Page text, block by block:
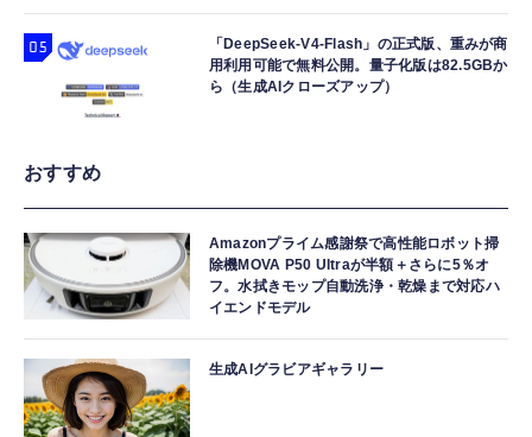
「DeepSeek-V4-Flash」の正式版、重みが商
用利用可能で無料公開。量子化版は82.5GBか
ら（生成AIクローズアップ）
おすすめ
Amazonプライム感謝祭で高性能ロボット掃
除機MOVA P50 Ultraが半額＋さらに5％オ
フ。水拭きモップ自動洗浄・乾燥まで対応ハ
イエンドモデル
生成AIグラビアギャラリー